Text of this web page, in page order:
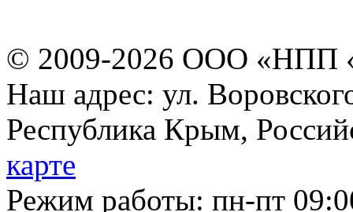
© 2009-2026 ООО «НПП
Наш адрес: ул.
Республика Крым,
карте
Режим работы: пн-пт